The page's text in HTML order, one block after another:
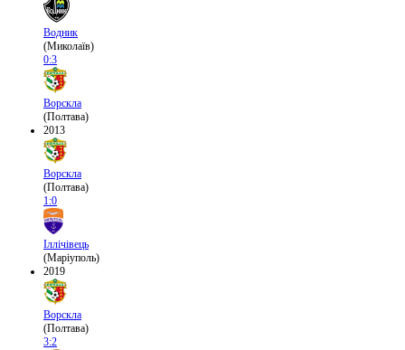
Водник
(Миколаїв)
0:3
Ворскла
(Полтава)
2013
Ворскла
(Полтава)
1:0
Іллічівець
(Маріуполь)
2019
Ворскла
(Полтава)
3:2